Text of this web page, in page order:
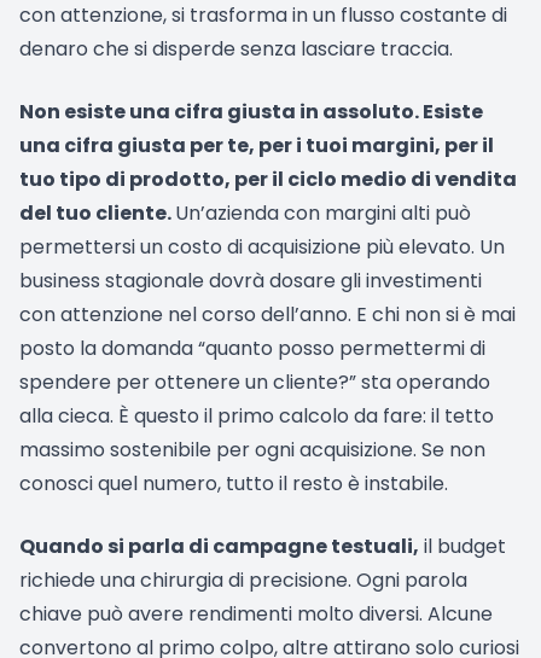
con attenzione, si trasforma in un flusso costante di
denaro che si disperde senza lasciare traccia.
Non esiste una cifra giusta in assoluto. Esiste
una cifra giusta per te, per i tuoi margini, per il
tuo tipo di prodotto, per il ciclo medio di vendita
del tuo cliente.Un’azienda con margini alti può
permettersi un costo di acquisizione più elevato. Un
business stagionale dovrà dosare gli investimenti
con attenzione nel corso dell’anno. E chi non si è mai
posto la domanda “quanto posso permettermi di
spendere per ottenere un cliente?” sta operando
alla cieca. È questo il primo calcolo da fare: il tetto
massimo sostenibile per ogni acquisizione. Se non
conosci quel numero, tutto il resto è instabile.
Quando si parla di campagne testuali, il budget
richiede una chirurgia di precisione. Ogni parola
chiave può avere rendimenti molto diversi. Alcune
convertono al primo colpo, altre attirano solo curiosi